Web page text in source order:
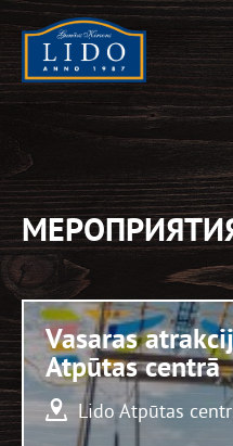
Vasaras
Atpūtas centrā
Lido Atpūtas